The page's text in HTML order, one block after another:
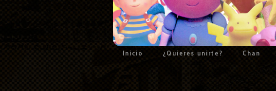
Inicio ¿Quieres unirte? Chan